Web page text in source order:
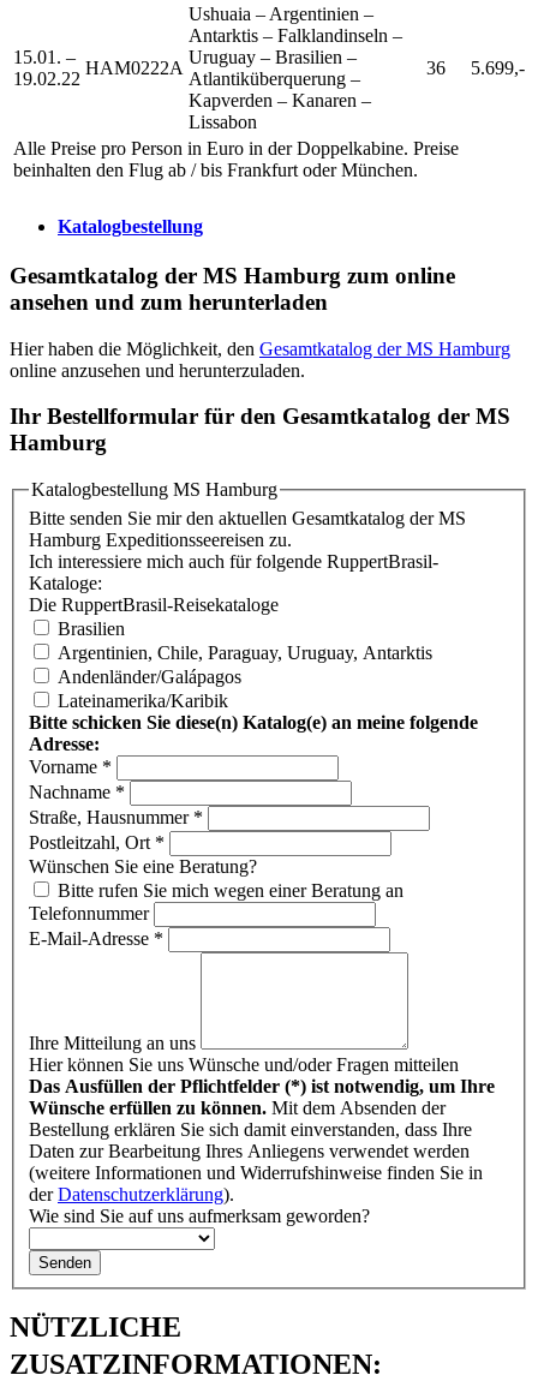
15.01. –
19.02.22
HAM0222A
Ushuaia – Argentinien –
Antarktis – Falklandinseln –
Uruguay – Brasilien –
Atlantiküberquerung –
Kapverden – Kanaren –
Lissabon
36 5.699,-
Alle Preise pro Person in Euro in der Doppelkabine. Preise
beinhalten den Flug ab / bis Frankfurt oder München.
Katalogbestellung
Gesamtkatalog der MS Hamburg zum online
ansehen und zum herunterladen
Hier haben die Möglichkeit, den Gesamtkatalog der MS Hamburg
online anzusehen und herunterzuladen.
Ihr Bestellformular für den Gesamtkatalog der MS
Hamburg
Katalogbestellung MS Hamburg
Bitte senden Sie mir den aktuellen Gesamtkatalog der MS
Hamburg Expeditionsseereisen zu.
Ich interessiere mich auch für folgende RuppertBrasil-
Kataloge:
Die RuppertBrasil-Reisekataloge
Brasilien
Argentinien, Chile, Paraguay, Uruguay, Antarktis
Andenländer/Galápagos
Lateinamerika/Karibik
Bitte schicken Sie diese(n) Katalog(e) an meine folgende
Adresse:
Vorname *
Nachname *
Straße, Hausnummer *
Postleitzahl, Ort *
Wünschen Sie eine Beratung?
Bitte rufen Sie mich wegen einer Beratung an
Telefonnummer
E-Mail-Adresse *
Ihre Mitteilung an uns
Hier können Sie uns Wünsche und/oder Fragen mitteilen
Das Ausfüllen der Pflichtfelder (*) ist notwendig, um Ihre
Wünsche erfüllen zu können. Mit dem Absenden der
Bestellung erklären Sie sich damit einverstanden, dass Ihre
Daten zur Bearbeitung Ihres Anliegens verwendet werden
(weitere Informationen und Widerrufshinweise finden Sie in
derDatenschutzerklärung).
Wie sind Sie auf uns aufmerksam geworden?
Senden
NÜTZLICHE
ZUSATZINFORMATIONEN: